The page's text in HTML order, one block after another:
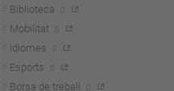
Biblioteca
Mobilitat
Idiomes
Esports
Borsa de treball